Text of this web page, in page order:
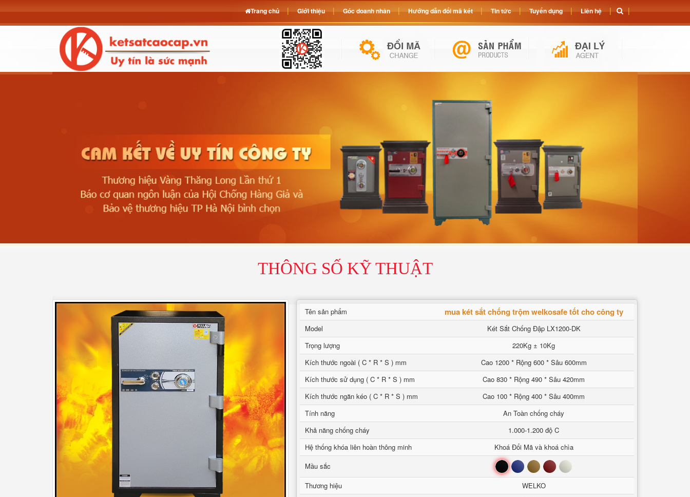
THÔNG SỐ KỸ THUẬT
Tên sản phẩm mua két sắt chống trộm welkosafe tốt cho công ty
Model
Két Sắt Chống Đập LX1200-DK
Trọng lượng
220Kg ± 10Kg
Kích thước ngoài ( C * R * S ) mm
Cao 1200 * Rộng 600 * Sâu 600mm
Kích thước sử dụng ( C * R * S ) mm
Cao 830 * Rộng 490 * Sâu 420mm
Kích thước ngăn kéo ( C * R * S ) mm
Cao 100 * Rộng 400 * Sâu 400mm
Tính năng
An Toàn chống cháy
Khả năng chống cháy
1.000-1.200 độ C
Hệ thống khóa liên hoàn thông minh
Khoá Đổi Mã và khoá chìa
Mầu sắc
Đen Xanh Nâu Đỏ Trắng
Thương hiệu
WELKO
Trang chủ Giới thiệu Góc doanh nhân Hướng dẫn đổi mã két Tin tức Tuyển dụng Liên hệ